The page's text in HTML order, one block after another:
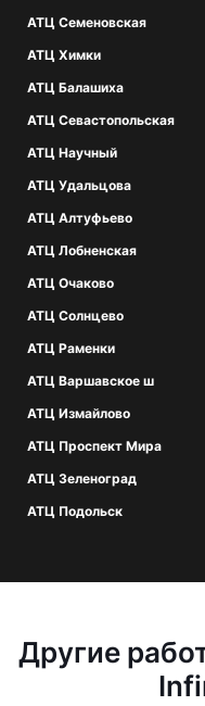
АТЦ Семеновская
АТЦ Химки
АТЦ Балашиха
АТЦ Севастопольская
АТЦ Научный
АТЦ Удальцова
АТЦ Алтуфьево
АТЦ Лобненская
АТЦ Очаково
АТЦ Солнцево
АТЦ Раменки
АТЦ Варшавское ш
АТЦ Измайлово
АТЦ Проспект Мира
АТЦ Зеленоград
АТЦ Подольск
Другие